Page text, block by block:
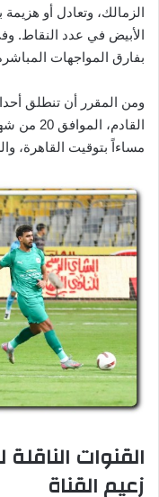
الزمالك، وتعادل أو
الأبيض في عدد النقاط.
بفارق المواجهات
ومن المقرر أن تنطلق
القادم،
مساءاً بتوقيت القاهرة،
القنوات
زعيم القناة